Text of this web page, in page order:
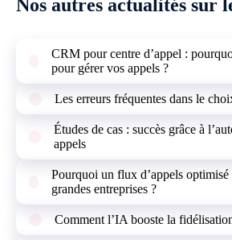
Nos autres actualités sur
CRM pour centre d’appel :
pour gérer vos appels ?
Les erreurs fréquentes dans le
Études de cas : succès grâce à
appels
Pourquoi un flux d’appels
grandes entreprises ?
Comment l’IA booste la